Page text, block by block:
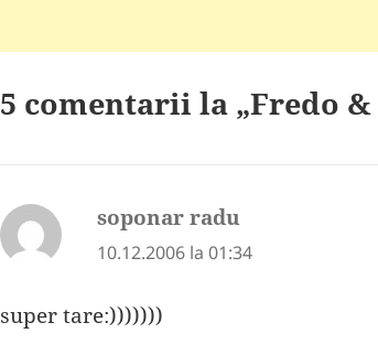
5 comentarii la „Fredo &
soponar radu
10.12.2006 la 01:34
super tare:)))))))